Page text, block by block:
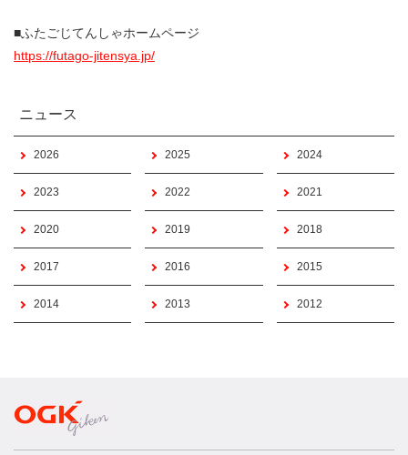
■ふたごじてんしゃホームページ
https://futago-jitensya.jp/
ニュース
2026 2025 2024
2023 2022 2021
2020 2019 2018
2017 2016 2015
2014 2013 2012